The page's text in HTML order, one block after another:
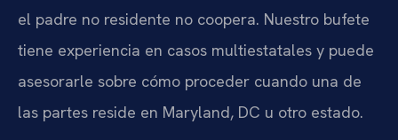
el padre no residente no coopera. Nuestro bufete
tiene experiencia en casos multiestatales y puede
asesorarle sobre cómo proceder cuando una de
las partes reside en Maryland, DC u otro estado.